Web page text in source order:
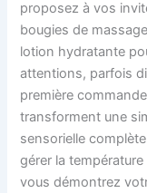
proposez à vos
bougies de
lotion hydratante
attentions, parfois
première
transforment une
sensorielle
gérer la
vous démontrez